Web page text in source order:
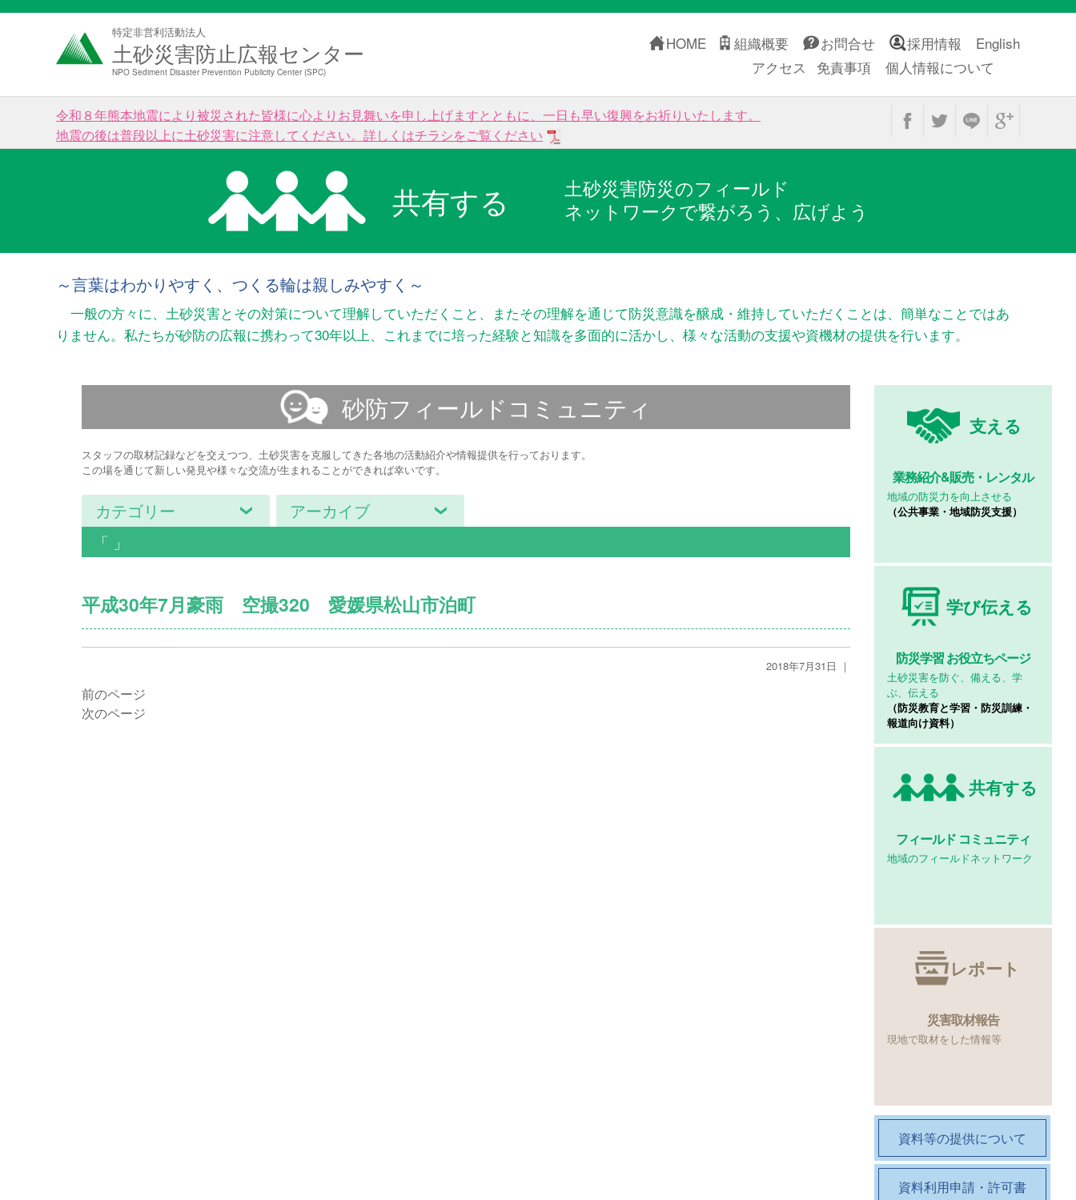
特定非営利活動法人
土砂災害防止広報センター
NPO Sediment Disaster Prevention Publicity Center (SPC)
HOME 組織概要 お問合せ 採用情報
English
アクセス
免責事項 個人情報について
令和８年熊本地震により被災された皆様に心よりお見舞いを申し上げますとともに、一日も早い復興をお祈りいたします。
地震の後は普段以上に土砂災害に注意してください。詳しくはチラシをご覧ください
共有する
土砂災害防災のフィールド
ネットワークで繋がろう、広げよう
～言葉はわかりやすく、つくる輪は親しみやすく～
一般の方々に、土砂災害とその対策について理解していただくこと、またその理解を通じて防災意識を醸成・維持していただくことは、簡単なことではあ
りません。私たちが砂防の広報に携わって30年以上、これまでに培った経験と知識を多面的に活かし、様々な活動の支援や資機材の提供を行います。
砂防フィールド コミュニティ
スタッフの取材記録などを交えつつ、土砂災害を克服してきた各地の活動紹介や情報提供を行っております。
この場を通じて新しい発見や様々な交流が生まれることができれば幸いです。
カテゴリー アーカイブ
「 」
平成30年7月豪雨 空撮320 愛媛県松山市泊町
2018年7月31日 ｜
前のページ
次のページ
支える
業務紹介&販売・レンタル
地域の防災力を向上させる
（公共事業・地域防災支援）
学び伝える
防災学習お役立ちページ
土砂災害を防ぐ、備える、学
ぶ、伝える
（防災教育と学習・防災訓練・
報道向け資料）
共有する
フィールド コミュニティ
地域のフィールドネットワーク
レポート
災害取材報告
現地で取材をした情報等
資料等の提供について
資料利用申請・許可書